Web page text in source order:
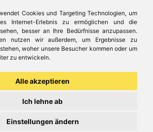
Cookies und Targeting Technologien, um
Internet-Erlebnis zu ermöglichen und die
besser an Ihre Bedürfnisse anzupassen.
nutzen wir außerdem, um Ergebnisse zu
woher unsere Besucher kommen oder um
zu entwickeln.
Alle akzeptieren
Ich lehne ab
Einstellungen ändern
© Aduis 1996 - 2026